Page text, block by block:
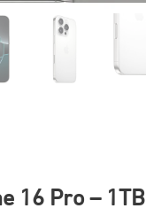
16 Pro – 1TB